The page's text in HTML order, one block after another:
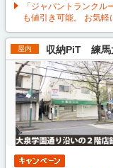
「ジャパントランク
も値引き可能。 お気軽
屋内 収納PiT 練馬